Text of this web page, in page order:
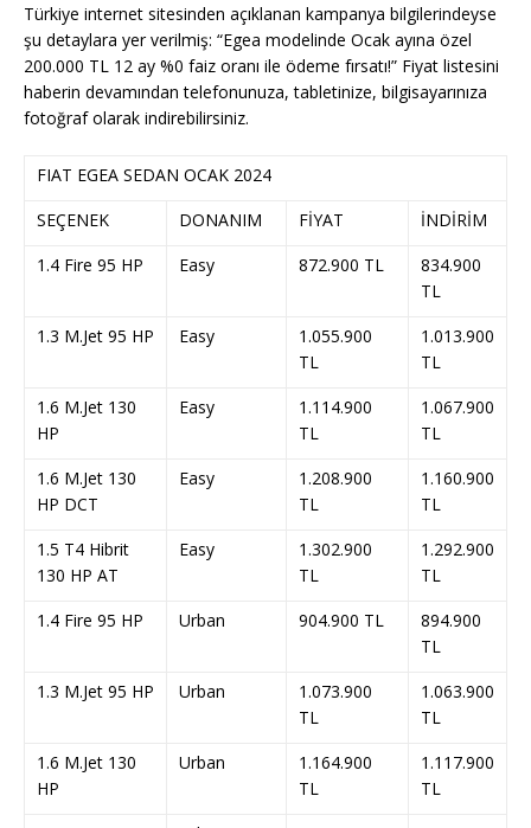
Türkiye internet sitesinden açıklanan kampanya bilgilerindeyse
şu detaylara yer verilmiş: “Egea modelinde Ocak ayına özel
200.000 TL 12 ay %0 faiz oranı ile ödeme fırsatı!” Fiyat listesini
haberin devamından telefonunuza, tabletinize, bilgisayarınıza
fotoğraf olarak indirebilirsiniz.
FIAT EGEA SEDAN OCAK 2024
SEÇENEK
DONANIM FİYAT
İNDİRİM
1.4 Fire 95 HP
Easy 872.900 TL
834.900
TL
1.3 M.Jet 95 HP
Easy
1.055.900
TL
1.013.900
TL
1.6 M.Jet 130
HP
Easy
1.114.900
TL
1.067.900
TL
1.6 M.Jet 130
HP DCT
Easy
1.208.900
TL
1.160.900
TL
1.5 T4 Hibrit
130 HP AT
Easy
1.302.900
TL
1.292.900
TL
1.4 Fire 95 HP
Urban 904.900 TL
894.900
TL
1.3 M.Jet 95 HP
Urban
1.073.900
TL
1.063.900
TL
1.6 M.Jet 130
HP
Urban
1.164.900
TL
1.117.900
TL